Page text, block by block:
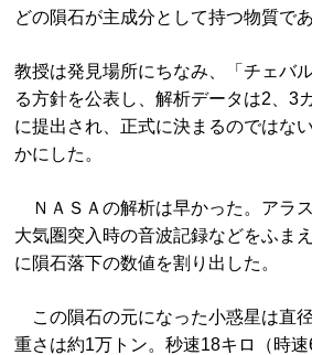
どの隕石が主成分として持つ物質であ
教授は発見場所にちなみ、「チェバ
る方針を公表し、解析データは2、3
に提出され、正式に決まるのではな
かにした。
ＮＡＳＡの解析は早かった。アラ
大気圏突入時の音波記録などをふま
に隕石落下の数値を割り出した。
この隕石の元になった小惑星は直
重さは約1万トン。秒速18キロ（時